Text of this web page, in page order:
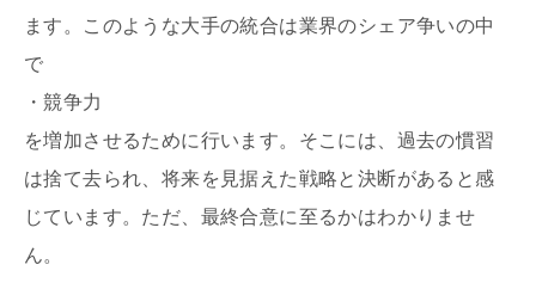
ます。このような大手の統合は業界のシェア争いの中
で
・競争力
を増加させるために行います。そこには、過去の慣習
は捨て去られ、将来を見据えた戦略と決断があると感
じています。ただ、最終合意に至るかはわかりませ
ん。